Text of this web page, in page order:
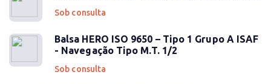
Sob consulta
Balsa HERO ISO 9650 – Tipo 1 Grupo A ISAF
- Navegação Tipo M.T. 1/2
Sob consulta